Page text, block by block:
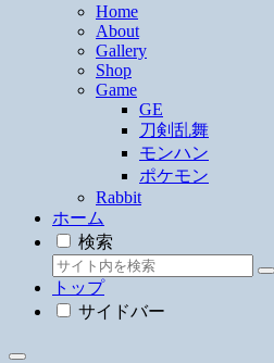
Home
About
Gallery
Shop
Game
GE
刀剣乱舞
モンハン
ポケモン
Rabbit
ホーム
検索
トップ
サイドバー